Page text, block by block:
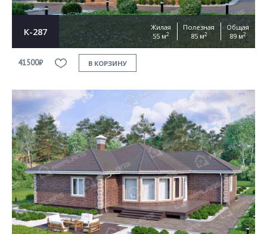
К-287
Жилая
55 м2
Полезная
85 м2
Общая
89 м2
41500₽ В КОРЗИНУ